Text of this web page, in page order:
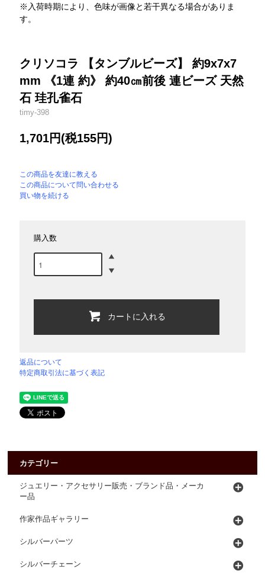
※入荷時期により、色味が画像と若干異なる場合がありま
す。
クリソコラ 【タンブルビーズ】 約9x7x7
mm 《1連 約》 約40㎝前後 連ビーズ 天然
石 珪孔雀石
timy-398
1,701円(税155円)
この商品を友達に教える
この商品について問い合わせる
買い物を続ける
購入数
カートに入れる
返品について
特定商取引法に基づく表記
カテゴリー
ジュエリー・アクセサリー販売・ブランド品・メーカ
ー品
作家作品ギャラリー
シルバーパーツ
シルバーチェーン